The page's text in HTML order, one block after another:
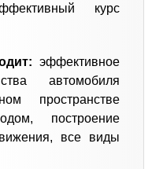
курс
эффективное
автомобиля
пространстве
построение
все виды